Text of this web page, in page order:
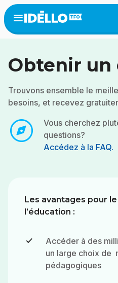
Aller
au
contenu
Open
menu
Obtenir un
Trouvons ensemble le
besoins, et recevez
explore
Vous cherchez
questions?
Accédez à la FAQ.
Les avantages pour
l’éducation :
Accéder à des
un large choix de
pédagogiques